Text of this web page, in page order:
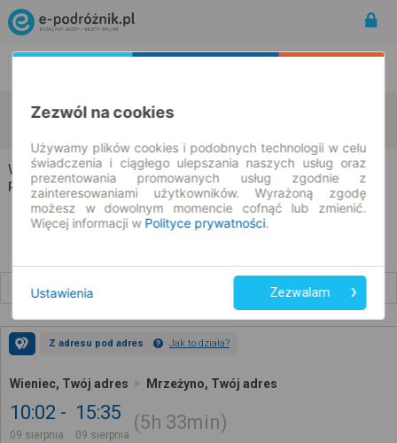
Wieniec Mrzeżyno
Wieniec → Mrzeżyno
Rozkład jazdy i bilety
Z adresu pod adres Jak to działa?
Wieniec, Twój adres Mrzeżyno, Twój adres
10:02
09 sierpnia
15:35
09 sierpnia
5h 33min
Zezwól na cookies
Używamy plików cookies i podobnych technologii w celu
świadczenia i ciągłego ulepszania naszych usług oraz
prezentowania promowanych usług zgodnie z
zainteresowaniami użytkowników. Wyrażoną zgodę
możesz w dowolnym momencie cofnąć lub zmienić.
Więcej informacji w Polityce prywatności.
Ustawienia Zezwalam